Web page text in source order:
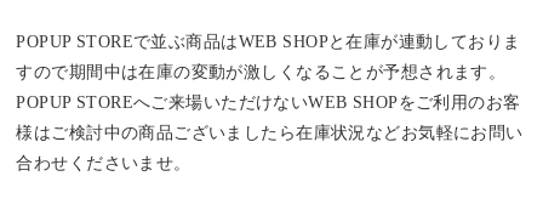
POPUP STOREで並ぶ商品はWEB SHOPと在庫が連動しておりま
すので期間中は在庫の変動が激しくなることが予想されます。
POPUP STOREへご来場いただけないWEB SHOPをご利用のお客
様はご検討中の商品ございましたら在庫状況などお気軽にお問い
合わせくださいませ。